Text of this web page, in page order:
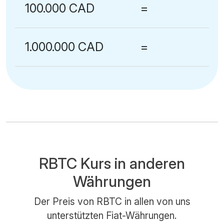
100.000 CAD =
1.000.000 CAD =
RBTC Kurs in anderen
Währungen
Der Preis von RBTC in allen von uns
unterstützten Fiat-Währungen.